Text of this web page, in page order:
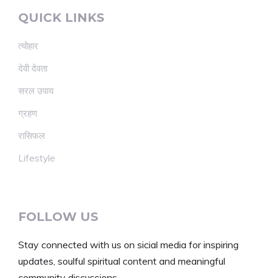
QUICK LINKS
त्योहार
देवी देवता
सरल उपाय
ग्रहण
रासिफल
Lifestyle
FOLLOW US
Stay connected with us on sicial media for inspiring
updates, soulful spiritual content and meaningful